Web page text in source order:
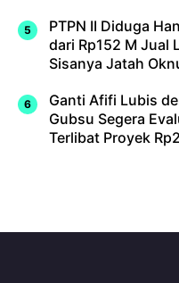
PTPN II Diduga
dari Rp152 M Jual
Sisanya Jatah
Ganti Afifi Lubis
Gubsu Segera
Terlibat Proyek